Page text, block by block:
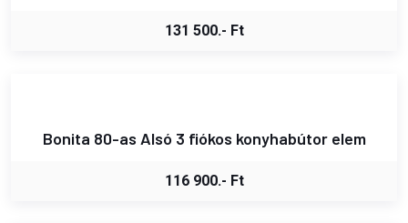
131 500.- Ft
Bonita 80-as Alsó 3 fiókos konyhabútor elem
116 900.- Ft